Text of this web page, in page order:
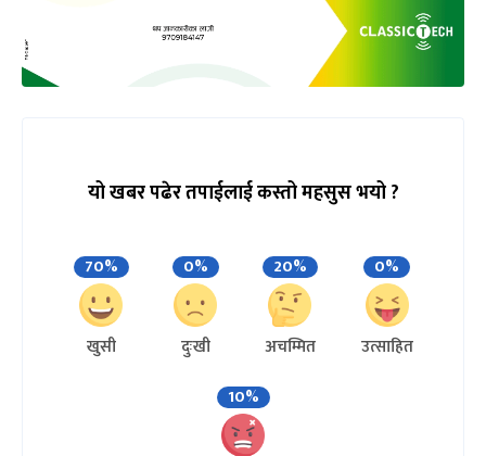
यो खबर पढेर तपाईलाई कस्तो महसुस भयो ?
70%
खुसी
0%
दुःखी
20%
अचम्मित
0%
उत्साहित
10%